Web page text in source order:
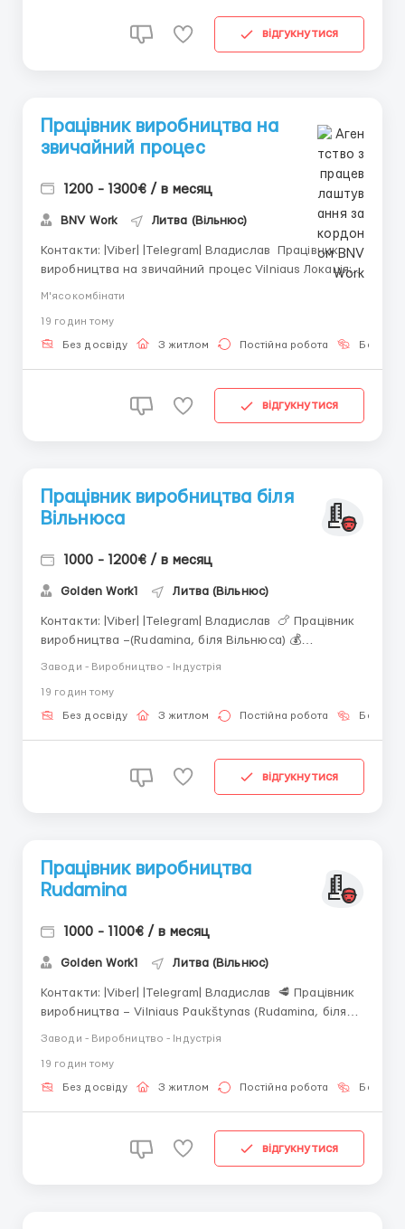
відгукнутися
Працівник виробництва на
звичайний процес
1200 - 1300€ / в месяц
BNV Work Литва (Вільнюс)
Контакти: |Viber| |Telegram| Владислав Працівник
виробництва на звичайний процес Vilniaus Локація:
___________ Заробітна плата: 1200–1300 EUR
брутто/міс ◾ базовий тариф: 900 EUR нетто ◾ з
М'ясокомбінати
19 годин тому
Без досвіду З житлом Постійна робота Без
відгукнутися
Працівник виробництва біля
Вільнюса
1000 - 1200€ / в месяц
Golden Work1 Литва (Вільнюс)
Контакти: |Viber| |Telegram| Владислав 🍗 Працівник
виробництва –(Rudamina, біля Вільнюса) 💰
EUR (20-го числа) ⏰ Графік: 168–180 год./міс. Зміни:
05:00&n...
Заводи - Виробництво - Індустрія
19 годин тому
Без досвіду З житлом Постійна робота Без
відгукнутися
Працівник виробництва
Rudamina
1000 - 1100€ / в месяц
Golden Work1 Литва (Вільнюс)
Контакти: |Viber| |Telegram| Владислав 🥩 Працівник
виробництва – Vilniaus Paukštynas (Rudamina, біля
Заводи - Виробництво - Індустрія
19 годин тому
Без досвіду З житлом Постійна робота Без
відгукнутися